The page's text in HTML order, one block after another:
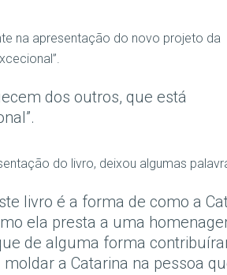
na apresentação do novo projeto da
dos outros, que está
do livro, deixou algumas
livro é a forma de como a
ela presta a uma
de alguma forma
a Catarina na pessoa